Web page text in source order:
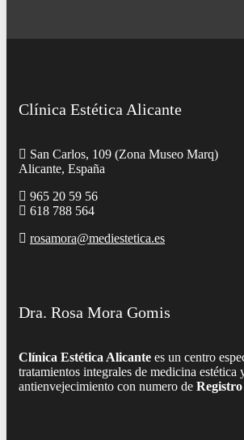
Clínica Estética Alicante
San Carlos, 109 (Zona Museo Marq)
Alicante, España
965 20 59 56
618 788 564
rosamora@mediestetica.es
Dra. Rosa Mora Gomis
Clínica Estética Alicante es un centro
tratamientos integrales de medicina estética
antienvejecimiento con numero de